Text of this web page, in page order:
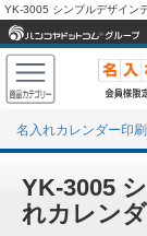
名入れカレンダー印
YK-3005
れカレン